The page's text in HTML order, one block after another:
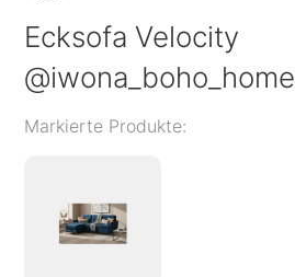
Ecksofa Velocity
@iwona_boho_home
Markierte Produkte: